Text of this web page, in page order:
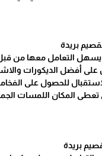
بريدة
يسهل التعامل معها من
أفضل الديكورات
للحصول على
المكان اللمسات
بريدة